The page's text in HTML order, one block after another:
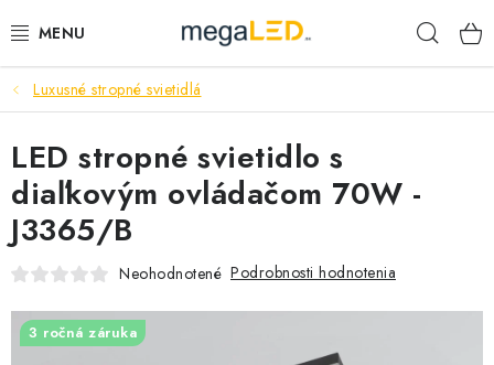
na
PRIEMYSEL
SVIETIDLÁ
ŽIAROVKY A TRUBICE
PRACOVNÉ SVIETIDLÁ
ELEKTROMATERIÁL
Luxusné stropné svietidlá
LED stropné svietidlo s
diaľkovým ovládačom 70W -
J3365/B
Neohodnotené Podrobnosti hodnotenia
3 ročná záruka